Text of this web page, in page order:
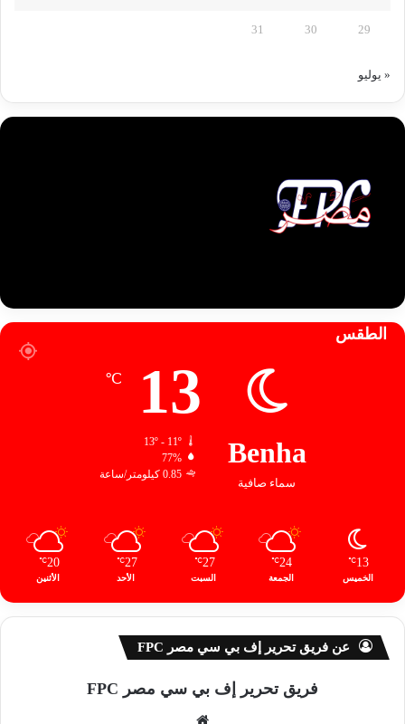
29
30
31
« يوليو
الطقس
Benha
سماء صافية
13
℃
13º - 11º
77%
0.85 كيلومتر/ساعة
13
℃
الخميس
24
℃
الجمعة
27
℃
السبت
27
℃
الأحد
20
℃
الأثنين
عن فريق تحرير إف بي سي مصر FPC
فريق تحرير إف بي سي مصر FPC